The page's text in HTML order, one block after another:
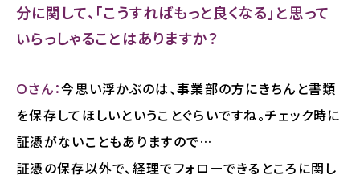
分に関して、「こうすればもっと良くなる」と思って
いらっしゃることはありますか？
Ｏさん：今思い浮かぶのは、事業部の方にきちんと書類
を保存してほしいということぐらいですね。チェック時に
証憑がないこともありますので…
証憑の保存以外で、経理でフォローできるところに関し